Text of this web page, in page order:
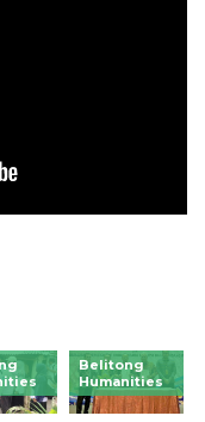
Belitong
Humanities